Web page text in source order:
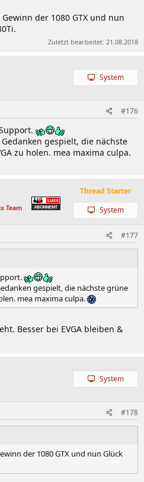
der 1080 GTX und nun
Zuletzt bearbeitet: 21.08.2018
System
#176
gespielt, die nächste
zu holen. mea maxima culpa.
Team
Thread Starter
System
#177
gespielt, die nächste grüne
mea maxima culpa.
Besser bei EVGA bleiben &
System
#178
der 1080 GTX und nun Glück